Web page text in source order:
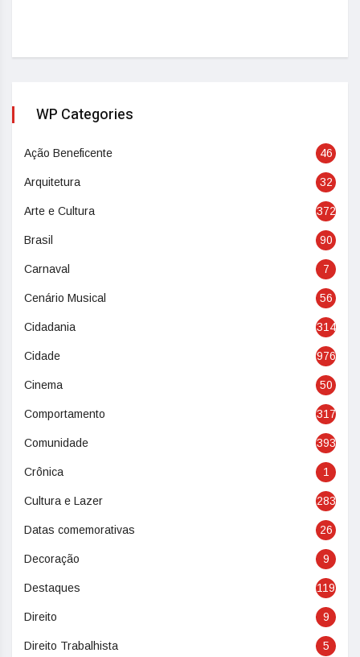
WP Categories
Ação Beneficente 46
Arquitetura 32
Arte e Cultura 372
Brasil 90
Carnaval 7
Cenário Musical 56
Cidadania 314
Cidade 976
Cinema 50
Comportamento 317
Comunidade 393
Crônica 1
Cultura e Lazer 283
Datas comemorativas 26
Decoração 9
Destaques 119
Direito 9
Direito Trabalhista 5